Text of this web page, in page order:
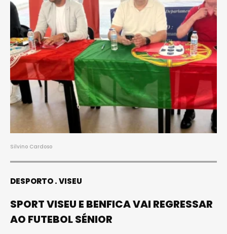
Silvino Cardoso
DESPORTO VISEU
SPORT VISEU E BENFICA VAI REGRESSAR
AO FUTEBOL SÉNIOR